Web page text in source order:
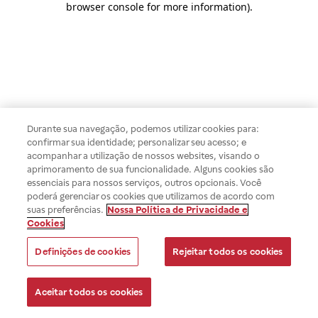
browser console for more information).
Durante sua navegação, podemos utilizar cookies para:
confirmar sua identidade; personalizar seu acesso; e
acompanhar a utilização de nossos websites, visando o
aprimoramento de sua funcionalidade. Alguns cookies são
essenciais para nossos serviços, outros opcionais. Você
poderá gerenciar os cookies que utilizamos de acordo com
suas preferências. Nossa Política de Privacidade e
Cookies
Definições de cookies Rejeitar todos os cookies
Aceitar todos os cookies